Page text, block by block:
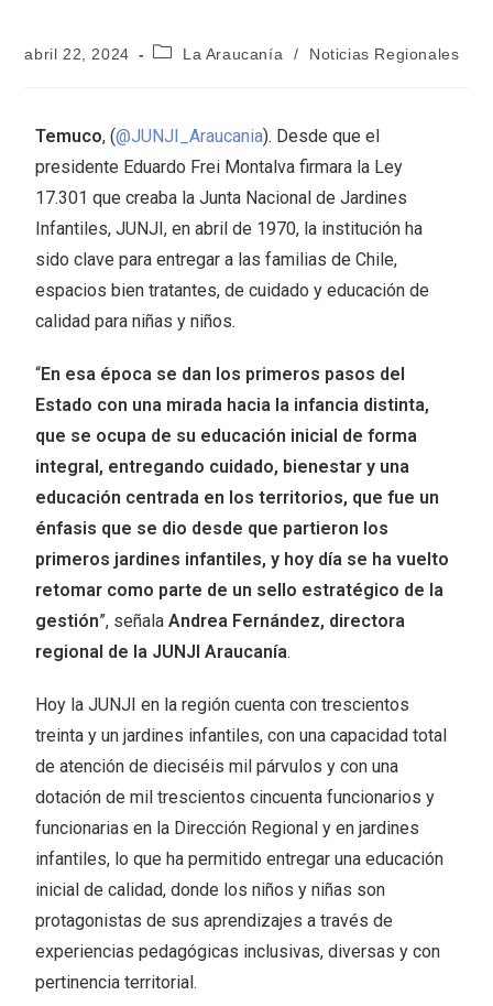
abril 22, 2024 La Araucanía / Noticias Regionales
Temuco, (@JUNJI_Araucania). Desde que el
presidente Eduardo Frei Montalva firmara la Ley
17.301 que creaba la Junta Nacional de Jardines
Infantiles, JUNJI, en abril de 1970, la institución ha
sido clave para entregar a las familias de Chile,
espacios bien tratantes, de cuidado y educación de
calidad para niñas y niños.
“En esa época se dan los primeros pasos del
Estado con una mirada hacia la infancia distinta,
que se ocupa de su educación inicial de forma
integral, entregando cuidado, bienestar y una
educación centrada en los territorios, que fue un
énfasis que se dio desde que partieron los
primeros jardines infantiles, y hoy día se ha vuelto
retomar como parte de un sello estratégico de la
gestión”, señalaAndrea Fernández, directora
regional de la JUNJI Araucanía.
Hoy la JUNJI en la región cuenta con trescientos
treinta y un jardines infantiles, con una capacidad total
de atención de dieciséis mil párvulos y con una
dotación de mil trescientos cincuenta funcionarios y
funcionarias en la Dirección Regional y en jardines
infantiles, lo que ha permitido entregar una educación
inicial de calidad, donde los niños y niñas son
protagonistas de sus aprendizajes a través de
experiencias pedagógicas inclusivas, diversas y con
pertinencia territorial.